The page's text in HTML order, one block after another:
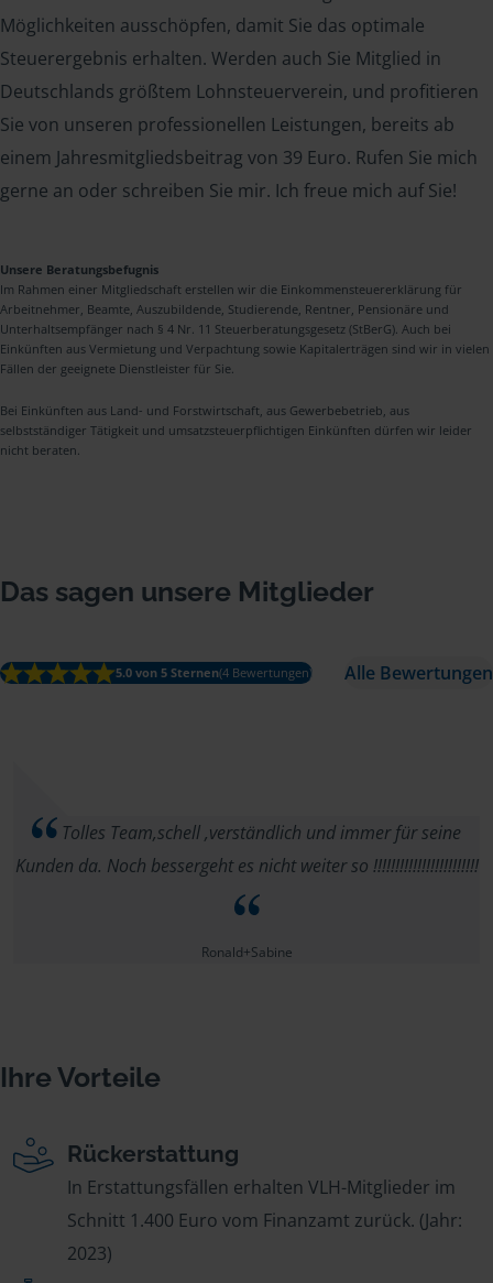
Möglichkeiten ausschöpfen, damit Sie das optimale
Steuerergebnis erhalten. Werden auch Sie Mitglied in
Deutschlands größtem Lohnsteuerverein, und profitieren
Sie von unseren professionellen Leistungen, bereits ab
einem Jahresmitgliedsbeitrag von 39 Euro. Rufen Sie mich
gerne an oder schreiben Sie mir. Ich freue mich auf Sie!
Unsere Beratungsbefugnis
Im Rahmen einer Mitgliedschaft erstellen wir die Einkommensteuererklärung für
Arbeitnehmer, Beamte, Auszubildende, Studierende, Rentner, Pensionäre und
Unterhaltsempfänger nach § 4 Nr. 11 Steuerberatungsgesetz (StBerG). Auch bei
Einkünften aus Vermietung und Verpachtung sowie Kapitalerträgen sind wir in vielen
Fällen der geeignete Dienstleister für Sie.
Bei Einkünften aus Land- und Forstwirtschaft, aus Gewerbebetrieb, aus
selbstständiger Tätigkeit und umsatzsteuerpflichtigen Einkünften dürfen wir leider
nicht beraten.
Das sagen unsere Mitglieder
5.0 von 5 Sternen(4 Bewertungen) Alle Bewertungen
Tolles Team,schell ,verständlich und immer für seine
Kunden da. Noch bessergeht es nicht weiter so !!!!!!!!!!!!!!!!!!!!!!!!
Ronald+Sabine
Ihre Vorteile
Rückerstattung
In Erstattungsfällen erhalten VLH-Mitglieder im
Schnitt 1.400 Euro vom Finanzamt zurück. (Jahr:
2023)